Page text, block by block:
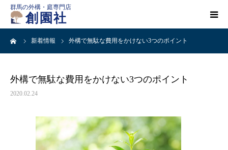
群馬の外構・庭専門店
創園社
新着情報 外構で無駄な費用をかけない3つのポイント
外構で無駄な費用をかけない3つのポイント
2020.02.24
HOME
施工事例一覧
会社概要